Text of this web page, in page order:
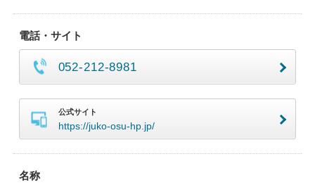
電話・サイト
052-212-8981
公式サイト
https://juko-osu-hp.jp/
名称